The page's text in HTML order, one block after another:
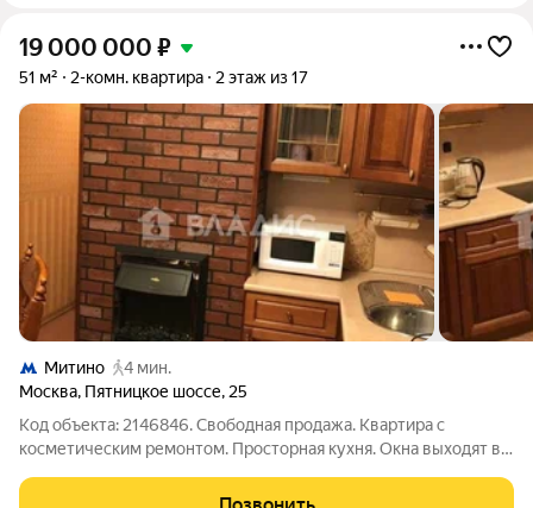
19 000 000 ₽
51 м² 2-комн. квартира 2 этаж из 17
Митино
4 мин.
Москва, Пятницкое шоссе, 25
Код объекта: 2146846. Свободная продажа. Квартира с
косметическим ремонтом. Просторная кухня. Окна выходят во
ПРИЛИЧНОМ состоянии. Есть наземная парковка, где всегда